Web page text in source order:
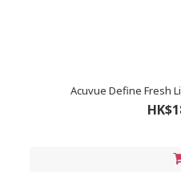
Acuvue Define Fresh